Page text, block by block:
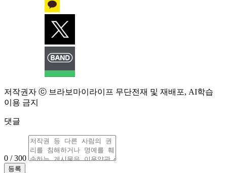
저작권자 ⓒ 브라보마이라이프 무단전재 및 재배포, AI학습
이용 금지
댓글
0 / 300